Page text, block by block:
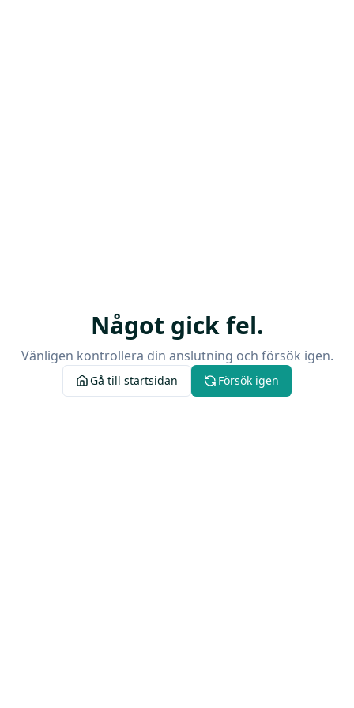
Något gick fel.
Vänligen kontrollera din anslutning och försök igen.
Gå till startsidan Försök igen